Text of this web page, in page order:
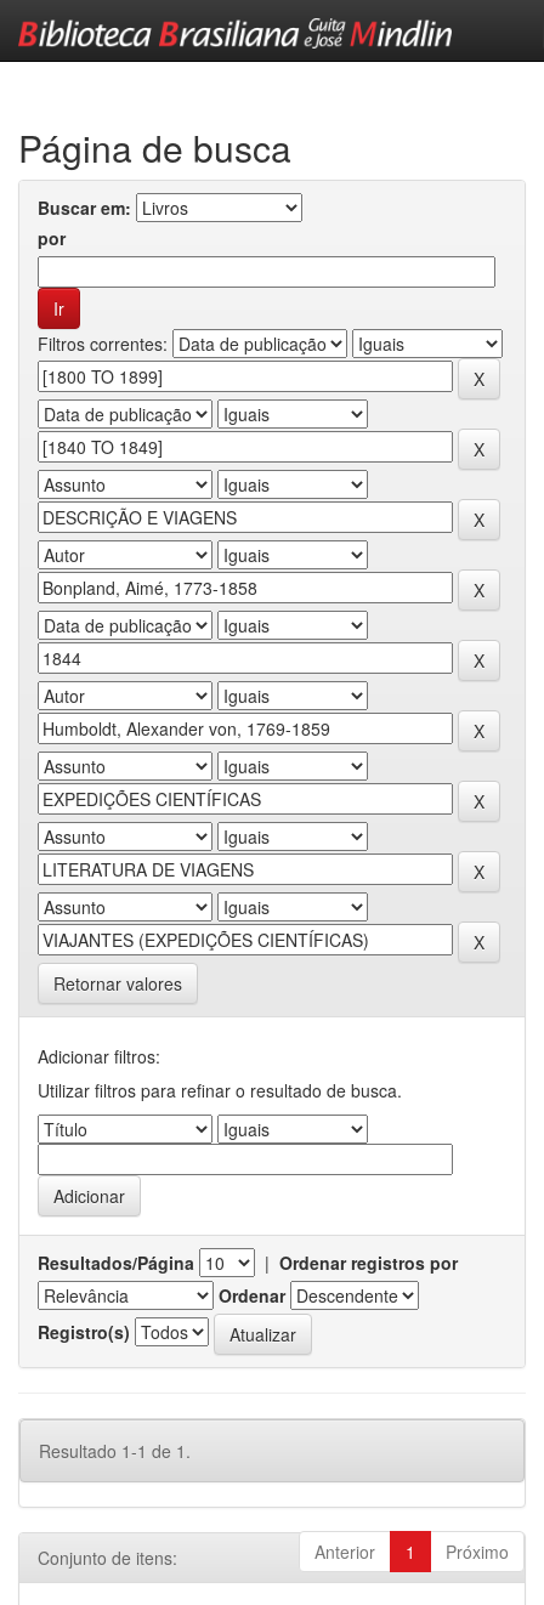
Página de busca
Buscar em:
por
Filtros correntes:
Retornar valores
Adicionar filtros:
Utilizar filtros para refinar o resultado de busca.
Resultados/Página | Ordenar registros por
Ordenar
Registro(s)
Resultado 1-1 de 1.
Anterior 1 Próximo
Conjunto de itens: